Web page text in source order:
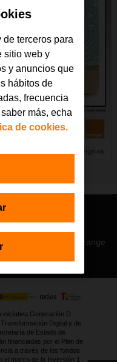
Confort+
Contacto
Orange
iniciativa Generación D
Digital y de
de Estado de
financiadas por el Plan de
a través de los fondos
el marco de la Inversión 1
terceros para
sitio web y
y anuncios que
hábitos de
frecuencia
más, echa
de cookies.